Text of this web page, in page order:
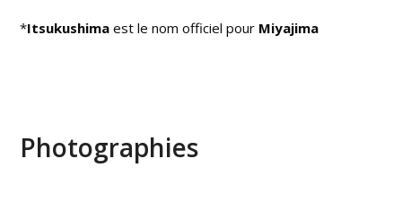
*Itsukushima est le nom officiel pour Miyajima
Photographies